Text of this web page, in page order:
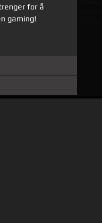
for å
gaming!